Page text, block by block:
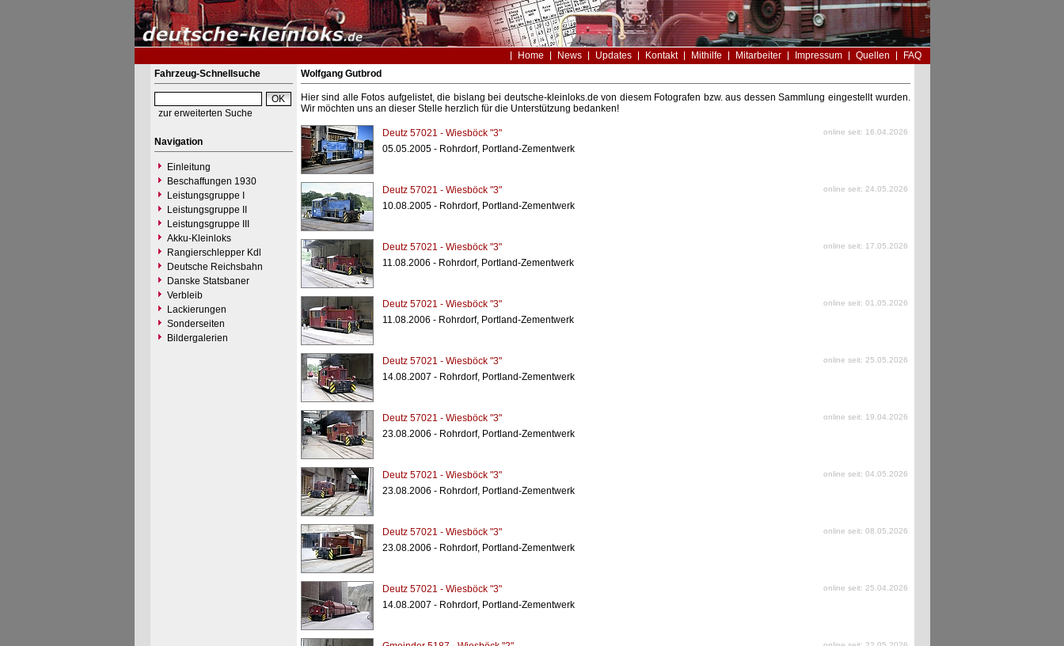
Home News Updates Kontakt Mithilfe Mitarbeiter Impressum Quellen
FAQ
Fahrzeug-Schnellsuche
zur erweiterten Suche
Navigation
Einleitung
Beschaffungen 1930
Leistungsgruppe I
Leistungsgruppe II
Leistungsgruppe III
Akku-Kleinloks
Rangierschlepper Kdl
Deutsche Reichsbahn
Danske Statsbaner
Verbleib
Lackierungen
Sonderseiten
Bildergalerien
Wolfgang Gutbrod
Hier sind alle Fotos aufgelistet, die bislang bei deutsche-kleinloks.de von diesem Fotografen bzw. aus dessen Sammlung eingestellt wurden.
Wir möchten uns an dieser Stelle herzlich für die Unterstützung bedanken!
Deutz 57021 - Wiesböck "3" online seit: 16.04.2026
05.05.2005 - Rohrdorf, Portland-Zementwerk
Deutz 57021 - Wiesböck "3" online seit: 24.05.2026
10.08.2005 - Rohrdorf, Portland-Zementwerk
Deutz 57021 - Wiesböck "3" online seit: 17.05.2026
11.08.2006 - Rohrdorf, Portland-Zementwerk
Deutz 57021 - Wiesböck "3" online seit: 01.05.2026
11.08.2006 - Rohrdorf, Portland-Zementwerk
Deutz 57021 - Wiesböck "3" online seit: 25.05.2026
14.08.2007 - Rohrdorf, Portland-Zementwerk
Deutz 57021 - Wiesböck "3" online seit: 19.04.2026
23.08.2006 - Rohrdorf, Portland-Zementwerk
Deutz 57021 - Wiesböck "3" online seit: 04.05.2026
23.08.2006 - Rohrdorf, Portland-Zementwerk
Deutz 57021 - Wiesböck "3" online seit: 08.05.2026
23.08.2006 - Rohrdorf, Portland-Zementwerk
Deutz 57021 - Wiesböck "3" online seit: 25.04.2026
14.08.2007 - Rohrdorf, Portland-Zementwerk